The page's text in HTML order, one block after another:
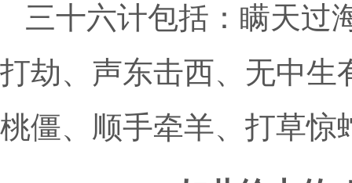
三十六计包括：瞒天过
打劫、声东击西、无中生
桃僵、顺手牵羊、打草惊